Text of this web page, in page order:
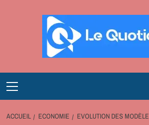
Menu
ACCUEIL ECONOMIE EVOLUTION DES